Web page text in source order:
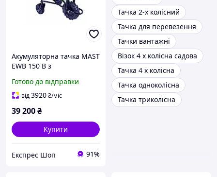
Акумуляторна тачка MAST
EWB 150 B з
кг електроприводом 280 В
та 80-літровим коритом
Готово до відправки
від3920₴/міс
39 200₴
Купити
Експрес Шоп 91%
Тачка 2-х колісний
Тачка для перевезення
Тачки вантажні
Візок 4 х колісна садова
Тачка 4 х колісна
Тачка одноколісна
Тачка триколісна